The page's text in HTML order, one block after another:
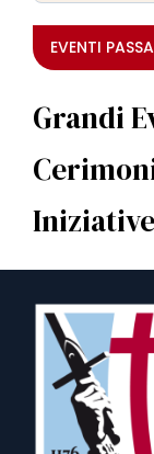
EVENTI
Grandi